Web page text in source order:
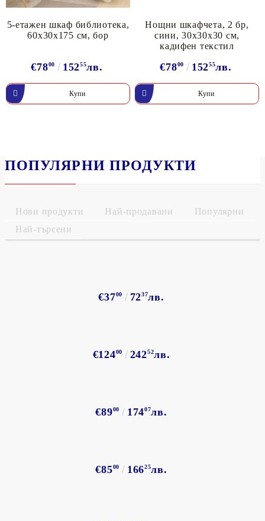
5-етажeн шкаф библиотека,
60x30x175 см, бор
€7800 15255лв.
Нощни шкафчета, 2 бр,
сини, 30x30x30 см,
кадифен текстил
€7800 15255лв.
ПОПУЛЯРНИ ПРОДУКТИ
Нови продукти Най-продавани
Популярни
Най-търсени
€3700 7237лв.
€12400 24252лв.
€8900 17407лв.
€8500 16625лв.